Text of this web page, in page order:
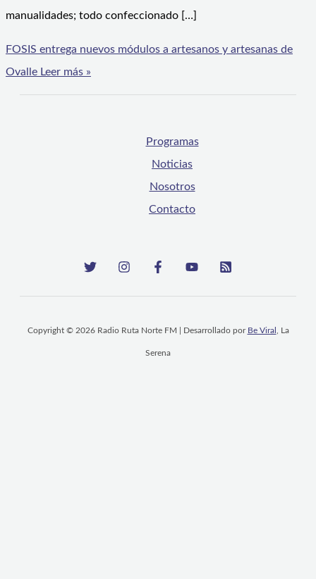
manualidades; todo confeccionado […]
FOSIS entrega nuevos módulos a artesanos y artesanas de
Ovalle Leer más »
Programas
Noticias
Nosotros
Contacto
Copyright © 2026 Radio Ruta Norte FM | Desarrollado por Be Viral , La
Serena